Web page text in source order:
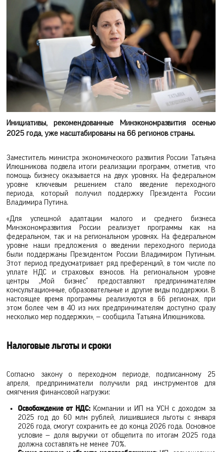
Инициативы, рекомендованные Минэкономразвития осенью
2025 года, уже масштабированы на 66 регионов страны.
Заместитель министра экономического развития России Татьяна
Илюшникова подвела итоги реализации программ, отметив, что
помощь бизнесу оказывается на двух уровнях. На федеральном
уровне ключевым решением стало введение переходного
периода, который получил поддержку Президента России
Владимира Путина.
«Для успешной адаптации малого и среднего бизнеса
Минэкономразвития России реализует программы как на
федеральном, так и на региональном уровнях. На федеральном
уровне наши предложения о введении переходного периода
были поддержаны Президентом России Владимиром Путиным.
Этот период предусматривает ряд преференций, в том числе по
уплате НДС и страховых взносов. На региональном уровне
центры „Мой бизнес“ предоставляют предпринимателям
консультационные, образовательные и другие виды поддержки. В
настоящее время программы реализуются в 66 регионах, при
этом более чем в 40 из них предпринимателям доступно сразу
несколько мер поддержки», — сообщила Татьяна Илюшникова.
Налоговые льготы и сроки
Согласно закону о переходном периоде, подписанному 25
апреля, предприниматели получили ряд инструментов для
смягчения финансовой нагрузки:
Освобождение от НДС:Компании и ИП на УСН с доходом за
2025 год до 60 млн рублей, лишившиеся льготы с января
2026 года, смогут сохранить ее до конца 2026 года. Основное
условие — доля выручки от общепита по итогам 2025 года
должна составлять не менее 70%.